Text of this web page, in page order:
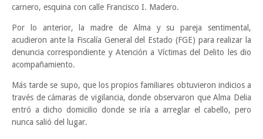
carnero, esquina con calle Francisco I. Madero.
Por lo anterior, la madre de Alma y su pareja sentimental,
acudieron ante la Fiscalía General del Estado (FGE) para realizar la
denuncia correspondiente y Atención a Víctimas del Delito les dio
acompañamiento.
Más tarde se supo, que los propios familiares obtuvieron indicios a
través de cámaras de vigilancia, donde observaron que Alma Delia
entró a dicho domicilio donde se iría a arreglar el cabello, pero
nunca salió del lugar.